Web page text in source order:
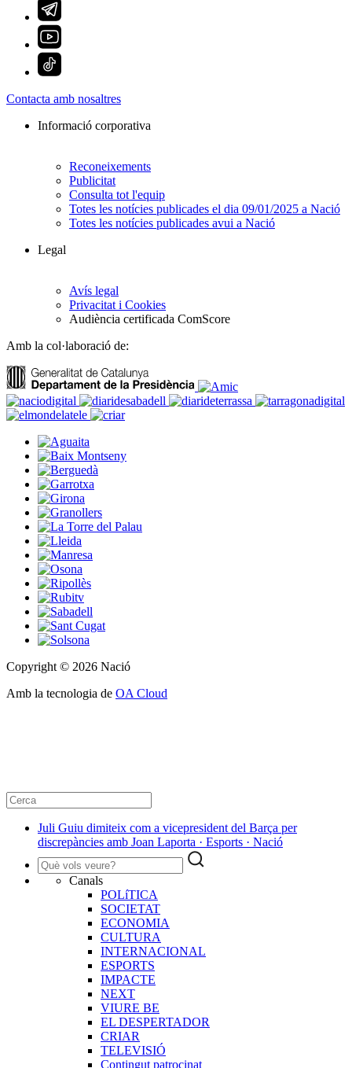
Contacta amb nosaltres
Informació corporativa
Reconeixements
Publicitat
Consulta tot l'equip
Totes les notícies publicades el dia 09/01/2025 a Nació
Totes les notícies publicades avui a Nació
Legal
Avís legal
Privacitat i Cookies
Audiència certificada ComScore
Amb la col·laboració de:
Copyright © 2026 Nació
Amb la tecnologia de OA Cloud
Juli Guiu dimiteix com a vicepresident del Barça per
discrepàncies amb Joan Laporta · Esports · Nació
Canals
POLíTICA
SOCIETAT
ECONOMIA
CULTURA
INTERNACIONAL
ESPORTS
IMPACTE
NEXT
VIURE BE
EL DESPERTADOR
CRIAR
TELEVISIÓ
Contingut patrocinat